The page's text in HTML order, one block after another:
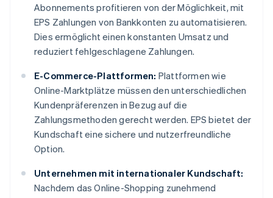
Abonnements profitieren von der Möglichkeit, mit
EPS Zahlungen von Bankkonten zu automatisieren.
Dies ermöglicht einen konstanten Umsatz und
reduziert fehlgeschlagene Zahlungen.
E-Commerce-Plattformen: Plattformen wie
Online-Marktplätze müssen den unterschiedlichen
Kundenpräferenzen in Bezug auf die
Zahlungsmethoden gerecht werden. EPS bietet der
Kundschaft eine sichere und nutzerfreundliche
Option.
Unternehmen mit internationaler Kundschaft:
Nachdem das Online-Shopping zunehmend